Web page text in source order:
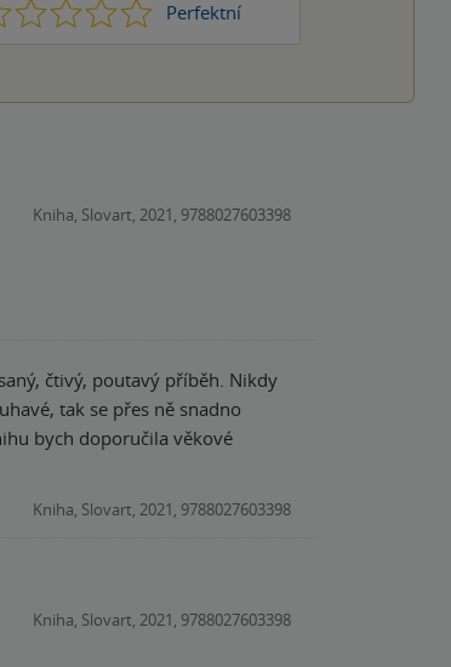
2 3 4 Perfektní
5
Kniha, Slovart, 2021, 9788027603398
tak se přes ně snadno
bych doporučila věkové
Kniha, Slovart, 2021, 9788027603398
Kniha, Slovart, 2021, 9788027603398